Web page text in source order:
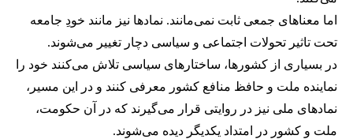
اما معناهای جمعی ثابت نمی‌مانند. نمادها نیز مانند خودِ جامعه
تحت تاثیر تحولات اجتماعی و سیاسی دچار تغییر می‌شوند.
در بسیاری از کشورها، ساختارهای سیاسی تلاش می‌کنند خود را
نماینده ملت و حافظ منافع کشور معرفی کنند و در این مسیر،
نمادهای ملی نیز در روایتی قرار می‌گیرند که در آن حکومت،
ملت و کشور در امتداد یکدیگر دیده می‌شوند.